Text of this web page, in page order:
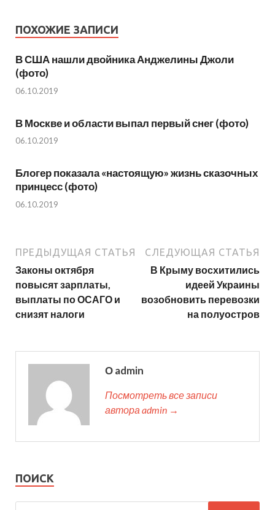
ПОХОЖИЕ ЗАПИСИ
В США нашли двойника Анджелины Джоли
(фото)
06.10.2019
В Москве и области выпал первый снег (фото)
06.10.2019
Блогер показала «настоящую» жизнь сказочных
принцесс (фото)
06.10.2019
ПРЕДЫДУЩАЯ СТАТЬЯ
Законы октября
повысят зарплаты,
выплаты по ОСАГО и
снизят налоги
СЛЕДУЮЩАЯ СТАТЬЯ
В Крыму восхитились
идеей Украины
возобновить перевозки
на полуостров
О admin
Посмотреть все записи
автора admin →
ПОИСК